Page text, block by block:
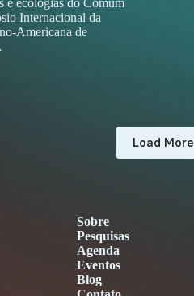
Internacional da
Americana de
Load More
Sobre
Pesquisas
Agenda
Eventos
Blog